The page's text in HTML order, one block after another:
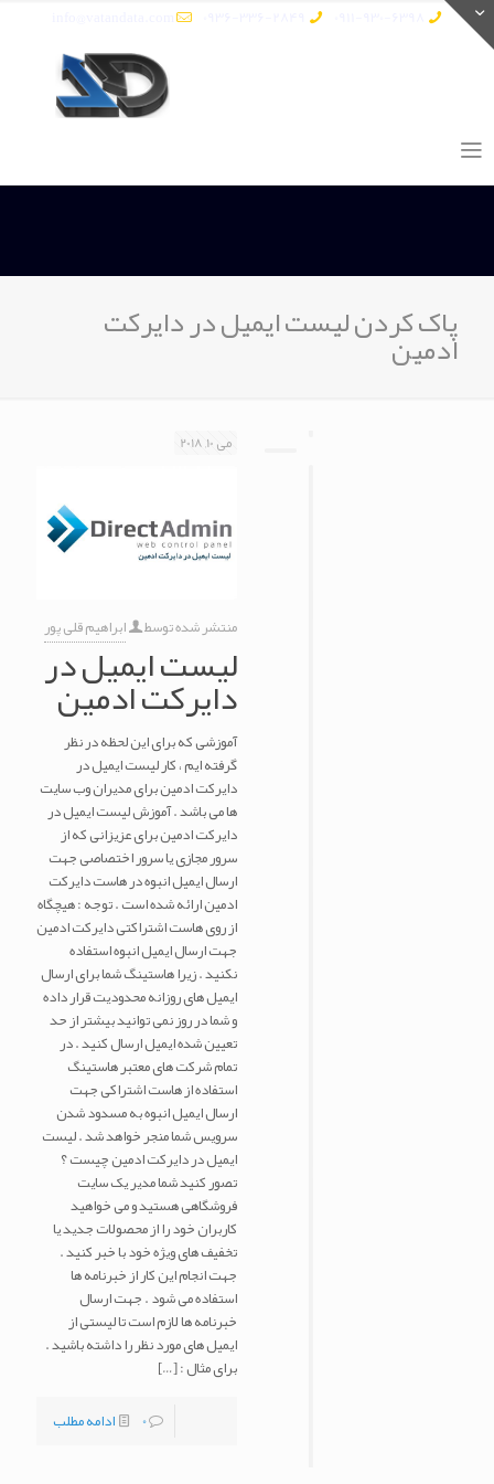
پاک کردن لیست ایمیل در دایرکت
ادمین
می 10, 2018
منتشر شده توسط ابراهیم قلی پور
لیست ایمیل در
دایرکت ادمین
آموزشی که برای این لحظه در نظر
گرفته ایم ، کار لیست ایمیل در
دایرکت ادمین برای مدیران وب سایت
ها می باشد . آموزش لیست ایمیل در
دایرکت ادمین برای عزیزانی که از
سرور مجازی یا سرور اختصاصی جهت
ارسال ایمیل انبوه در هاست دایرکت
ادمین ارائه شده است . توجه : هیچگاه
از روی هاست اشتراکتی دایرکت ادمین
جهت ارسال ایمیل انبوه استفاده
نکنید . زیرا هاستینگ شما برای ارسال
ایمیل های روزانه محدودیت قرار داده
و شما در روز نمی توانید بیشتر از حد
تعیین شده ایمیل ارسال کنید . در
تمام شرکت های معتبر هاستینگ
استفاده از هاست اشتراکی جهت
ارسال ایمیل انبوه به مسدود شدن
سرویس شما منجر خواهد شد . لیست
ایمیل در دایرکت ادمین چیست ؟
تصور کنید شما مدیر یک سایت
فروشگاهی هستید و می خواهید
کاربران خود را از محصولات جدید یا
تخفیف های ویژه خود با خبر کنید .
جهت انجام این کار از خبرنامه ها
استفاده می شود . جهت ارسال
خبرنامه ها لازم است تا لیستی از
ایمیل های مورد نظر را داشته باشید .
برای مثال :[…]
0
ادامه مطلب